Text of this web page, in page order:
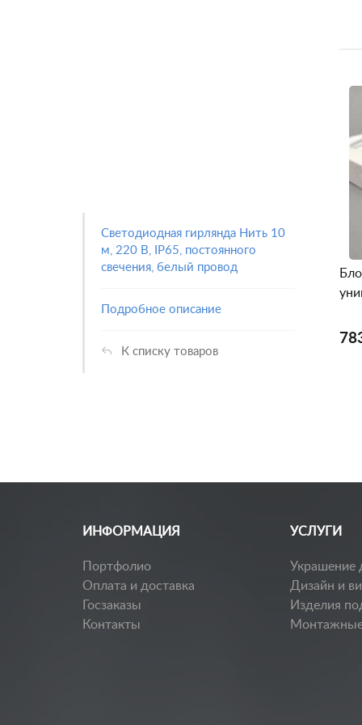
Светодиодная гирлянда Нить 10
м, 220 В, IP65, постоянного
свечения, белый провод
Подробное описание
К списку товаров
ИНФОРМАЦИЯ
Портфолио
Оплата и доставка
Госзаказы
Контакты
УСЛУГИ
Украшение
Дизайн и
Изделия